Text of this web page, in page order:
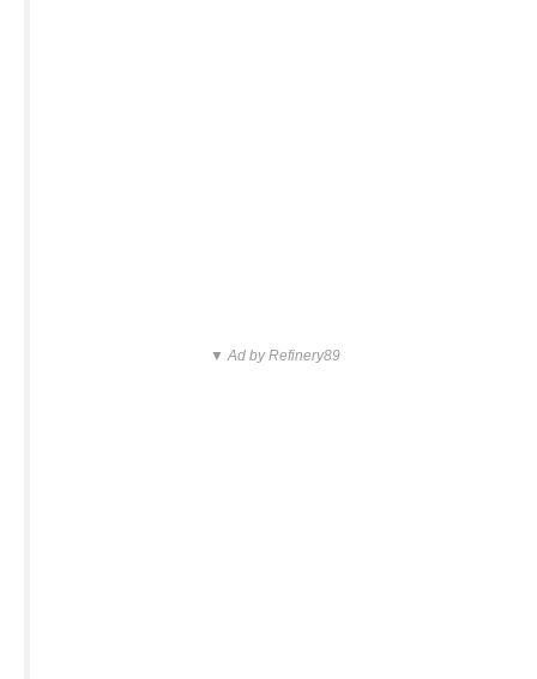
▼ Ad by Refinery89